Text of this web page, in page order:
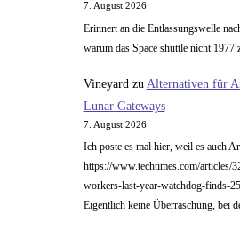
7. August 2026
Erinnert an die Entlassungswelle
warum das Space shuttle nicht 1977
Vineyard zu Alternativen für
Lunar Gateways
7. August 2026
Ich poste es mal hier, weil es auch
https://www.techtimes.com/articles/
workers-last-year-watchdog-finds-
Eigentlich keine Überraschung, bei